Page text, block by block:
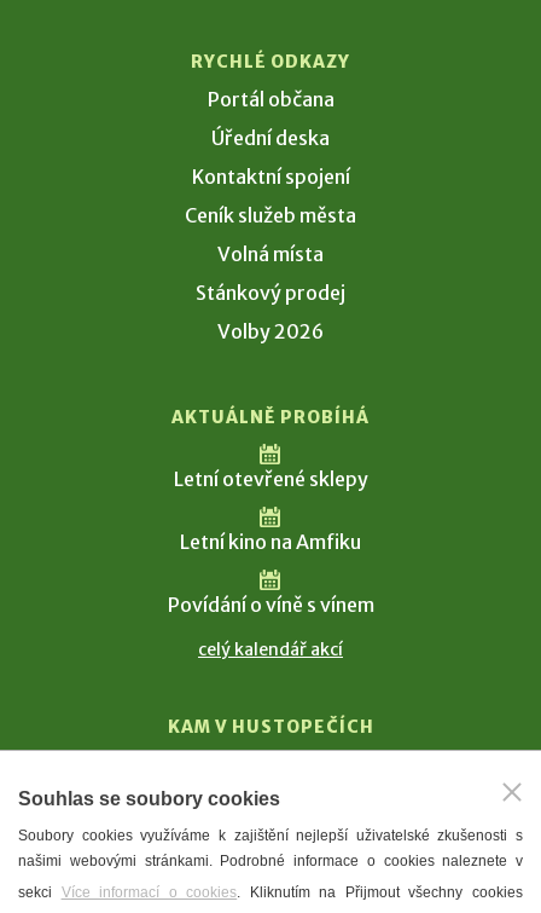
RYCHLÉ ODKAZY
Portál občana
Úřední deska
Kontaktní spojení
Ceník služeb města
Volná místa
Stánkový prodej
Volby 2026
AKTUÁLNĚ PROBÍHÁ
Letní otevřené sklepy
Letní kino na Amfiku
Povídání o víně s vínem
celý kalendář akcí
KAM V HUSTOPEČÍCH
T. G. Masaryk
Mandloně
Ubytování
Souhlas se soubory cookies
Soubory cookies využíváme k zajištění nejlepší uživatelské zkušenosti s
našimi webovými stránkami. Podrobné informace o cookies naleznete v
sekci Více informací o cookies. Kliknutím na Přijmout všechny cookies